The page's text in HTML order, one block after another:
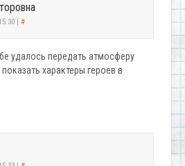
#
удалось передать атмосферу
характеры героев в